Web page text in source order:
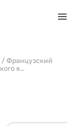
/ Французский
Курс французского языка с нуля. Ступень 1